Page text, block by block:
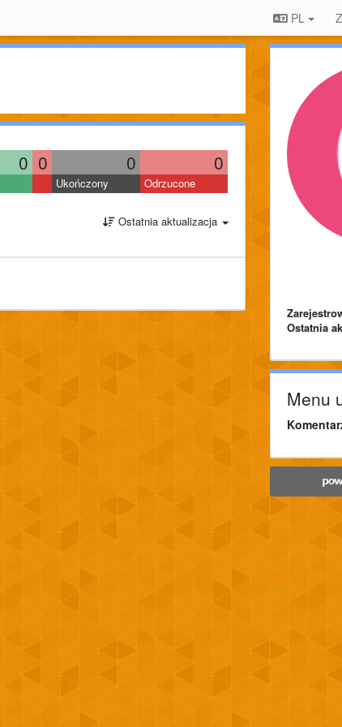
PL
0 0 0 0
Ukończony Odrzucone
Ostatnia aktualizacja
Ostatnia
Menu